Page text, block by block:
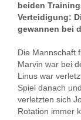
beiden
Verteidigung:
gewannen bei
Die Mannschaft
Marvin war bei
Linus war
Spiel danach
verletzten sich
Rotation immer